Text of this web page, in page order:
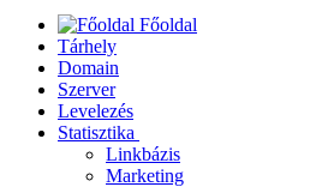
Főoldal
Tárhely
Domain
Szerver
Levelezés
Statisztika
Linkbázis
Marketing